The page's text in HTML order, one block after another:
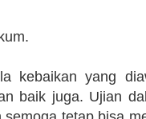
kebaikan yang
baik juga. Ujian